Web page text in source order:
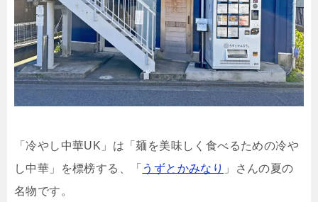
「冷やし中華UK」は「麺を美味しく食べるための冷や
し中華」を標榜する、「 うずとかみなり 」さんの夏の
名物です。